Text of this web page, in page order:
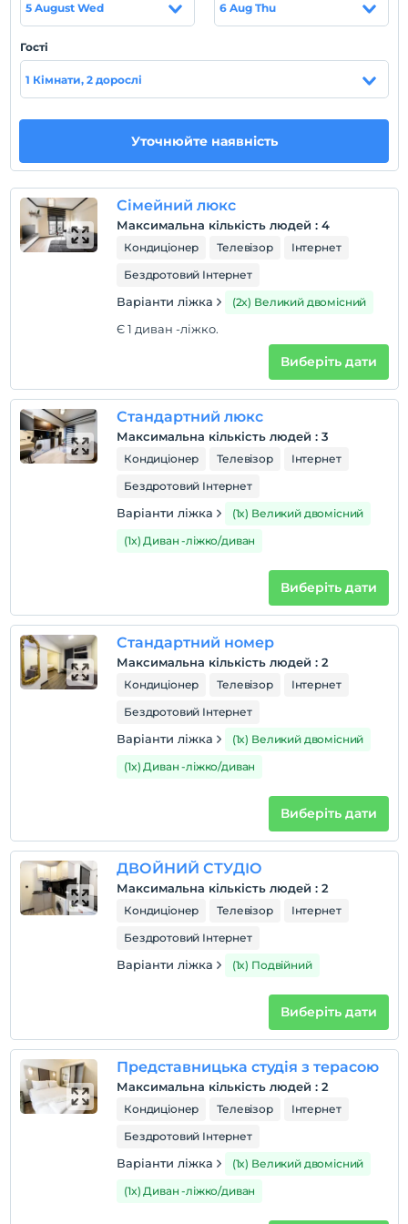
bulaşık makinesi,su ısıtıcı ve pratik kahve makinesi,ütü)
yanı sıra oda temizliği, havlu hizmeti 24 saat resepsiyon
hizmeti vermektedir.
İstanbul’un merkezinde ve Taksime yürüme mesafesinde
çok noktaya kısa sürede ulaşım sağlayabileceğiniz bir
lokasyonda bulunmaktadır. Şehir merkezinde yer alan
otelimizden tarihi, turistik, kongre merkezlerine, ulaşım
oldukça kolaydır.
Показати на
карті
перевірь
En erken saat 14:00 ve sonrası
Перевірити
Домашні тварини заборонені
Плата за дітей віком до 2 не стягується
Кожна кімната безкоштовна для 1 дітей віком до 6
років
Кожна кімната безкоштовна для 2 дітей віком до 6
5 August Wed 6 Aug Thu
Гості
1 Кімнати, 2 дорослі
Уточнюйте наявність
Сімейний люкс
Максимальна кількість людей : 4
Кондиціонер Телевізор
Інтернет
Бездротовий Інтернет
Варіанти ліжка (2x) Великий двомісний
Є 1 диван -ліжко.
Виберіть дати
Стандартний люкс
Максимальна кількість людей : 3
Кондиціонер Телевізор
Інтернет
Бездротовий Інтернет
Варіанти ліжка
(1x) Великий двомісний
(1x) Диван -ліжко/диван
Виберіть дати
Стандартний номер
Максимальна кількість людей : 2
Кондиціонер Телевізор
Інтернет
Бездротовий Інтернет
Варіанти ліжка
(1x) Великий двомісний
(1x) Диван -ліжко/диван
Виберіть дати
ДВОЙНИЙ СТУДІО
Максимальна кількість людей : 2
Кондиціонер Телевізор
Інтернет
Бездротовий Інтернет
Варіанти ліжка (1x) Подвійний
Виберіть дати
Представницька студія з терасою
Максимальна кількість людей : 2
Кондиціонер Телевізор
Інтернет
Бездротовий Інтернет
Варіанти ліжка
(1x) Великий двомісний
(1x) Диван -ліжко/диван